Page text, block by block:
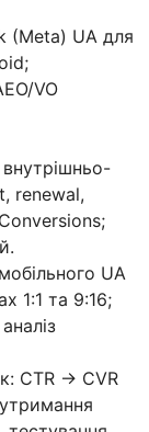
(Meta) UA для
VO
renewal,
UA
1:1 та 9:16;
CTR → CVR